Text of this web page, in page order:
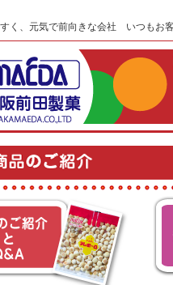
く、元気で前向きな会社 いつもお